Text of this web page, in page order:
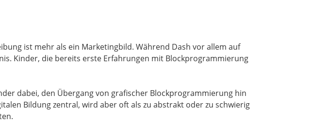
ist mehr als ein Marketingbild. Während Dash vor allem auf
Kinder, die bereits erste Erfahrungen mit Blockprogrammierung
dabei, den Übergang von grafischer Blockprogrammierung hin
Bildung zentral, wird aber oft als zu abstrakt oder zu schwierig